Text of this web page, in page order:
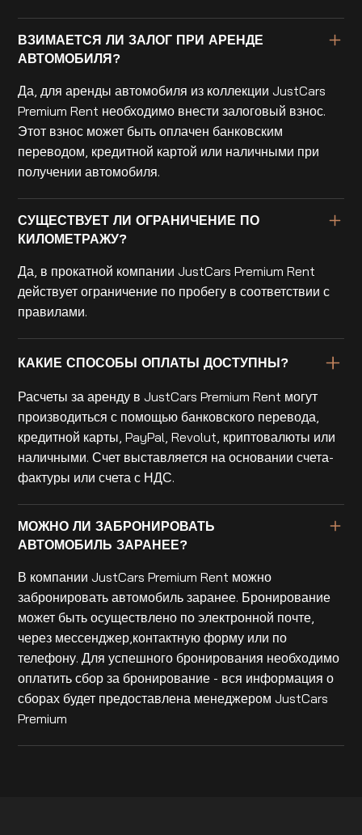
ВЗИМАЕТСЯ ЛИ ЗАЛОГ ПРИ АРЕНДЕ
АВТОМОБИЛЯ?
Да, для аренды автомобиля из коллекции JustCars
Premium Rent необходимо внести залоговый взнос.
Этот взнос может быть оплачен банковским
переводом, кредитной картой или наличными при
получении автомобиля.
СУЩЕСТВУЕТ ЛИ ОГРАНИЧЕНИЕ ПО
КИЛОМЕТРАЖУ?
Да, в прокатной компании JustCars Premium Rent
действует ограничение по пробегу в соответствии с
правилами.
КАКИЕ СПОСОБЫ ОПЛАТЫ ДОСТУПНЫ?
Расчеты за аренду в JustCars Premium Rent могут
производиться с помощью банковского перевода,
кредитной карты, PayPal, Revolut, криптовалюты или
наличными. Счет выставляется на основании счета-
фактуры или счета с НДС.
МОЖНО ЛИ ЗАБРОНИРОВАТЬ
АВТОМОБИЛЬ ЗАРАНЕЕ?
В компании JustCars Premium Rent можно
забронировать автомобиль заранее. Бронирование
может быть осуществлено по электронной почте,
через мессенджер,контактную форму или по
телефону. Для успешного бронирования необходимо
оплатить сбор за бронирование - вся информация о
сборах будет предоставлена менеджером JustCars
Premium